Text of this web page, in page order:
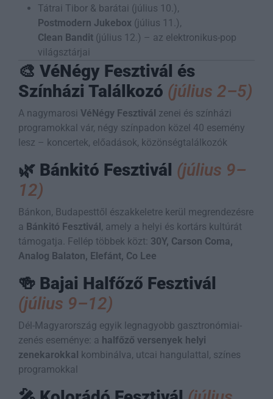
Tátrai Tibor & barátai (július 10.),
Postmodern Jukebox (július 11.),
Clean Bandit (július 12.) – az elektronikus-pop
világsztárjai
🎨 VéNégy Fesztivál és
Színházi Találkozó (július 2–5)
A nagymarosi VéNégy Fesztivál zenei és színházi
programokkal vár, négy színpadon közel 40 esemény
lesz – koncertek, előadások, közönségtalálkozók
🌿 Bánkitó Fesztivál (július 9–
12)
Bánkon, Budapesttől északkeletre kerül megrendezésre
a Bánkitó Fesztivál, amely a helyi és kortárs kultúrát
támogatja. Fellép többek közt: 30Y, Carson Coma,
Analog Balaton, Elefánt, Co Lee
🍻 Bajai Halfőző Fesztivál
(július 9–12)
Dél-Magyarország egyik legnagyobb gasztronómiai-
zenés eseménye: a halfőző versenyek helyi
zenekarokkal kombinálva, utcai hangulattal, színes
programokkal